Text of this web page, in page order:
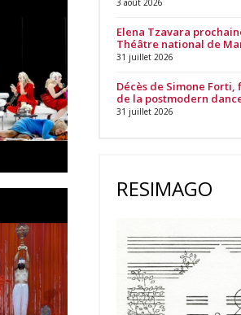
3 août 2026
Elena Tzavara
Théâtre national de
31 juillet 2026
Décès de Simone
de la postmodern
31 juillet 2026
RESIMAGO